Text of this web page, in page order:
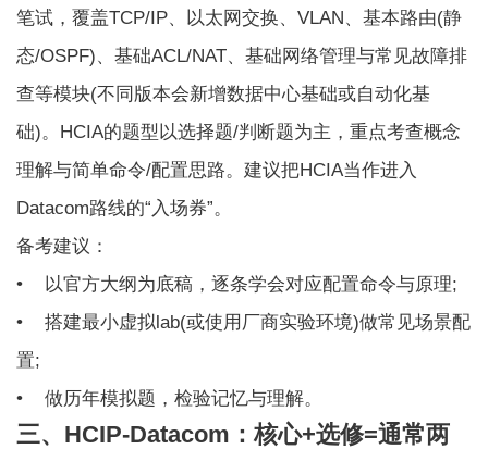
笔试，覆盖TCP/IP、以太网交换、VLAN、基本路由(静
态/OSPF)、基础ACL/NAT、基础网络管理与常见故障排
查等模块(不同版本会新增数据中心基础或自动化基
础)。HCIA的题型以选择题/判断题为主，重点考查概念
理解与简单命令/配置思路。建议把HCIA当作进入
Datacom路线的“入场券”。
备考建议：
• 以官方大纲为底稿，逐条学会对应配置命令与原理;
• 搭建最小虚拟lab(或使用厂商实验环境)做常见场景配
置;
• 做历年模拟题，检验记忆与理解。
三、HCIP-Datacom：核心+选修=通常两